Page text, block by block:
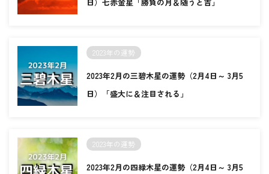
2023年の運勢
2023年2月の三碧木星の運勢（2月4日～ 3月5
日）「盛大に＆注目される」
2023年の運勢
2023年2月の四緑木星の運勢（2月4日～ 3月5